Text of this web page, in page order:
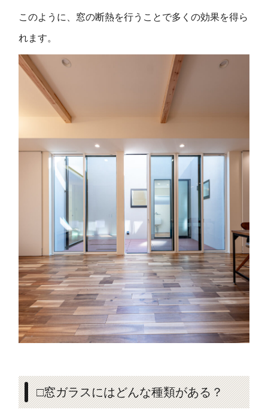
このように、窓の断熱を行うことで多くの効果を得ら
れます。
□窓ガラスにはどんな種類がある？